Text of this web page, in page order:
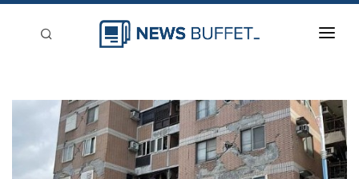
新聞稿分類
登入
刊登